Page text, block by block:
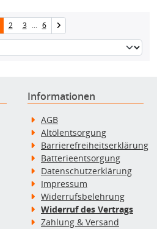
2 3 ... 6
Informationen
AGB
Altölentsorgung
Barrierefreiheitserklärung
Batterieentsorgung
Datenschutzerklärung
Impressum
Widerrufsbelehrung
Widerruf des Vertrags
Zahlung & Versand